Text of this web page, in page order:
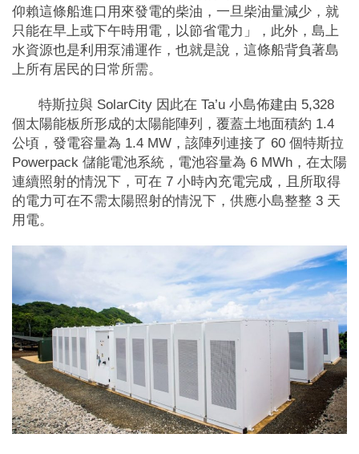
仰賴這條船進口用來發電的柴油，一旦柴油量減少，就
只能在早上或下午時用電，以節省電力」，此外，島上
水資源也是利用泵浦運作，也就是說，這條船背負著島
上所有居民的日常所需。
特斯拉與 SolarCity 因此在 Ta’u 小島佈建由 5,328
個太陽能板所形成的太陽能陣列，覆蓋土地面積約 1.4
公頃，發電容量為 1.4 MW，該陣列連接了 60 個特斯拉
Powerpack 儲能電池系統，電池容量為 6 MWh，在太陽
連續照射的情況下，可在 7 小時內充電完成，且所取得
的電力可在不需太陽照射的情況下，供應小島整整 3 天
用電。